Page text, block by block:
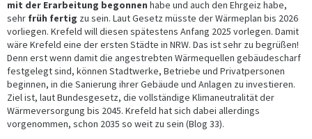
mit der Erarbeitung begonnen habe und auch den Ehrgeiz habe,
sehr früh fertig zu sein. Laut Gesetz müsste der Wärmeplan bis 2026
vorliegen. Krefeld will diesen spätestens Anfang 2025 vorlegen. Damit
wäre Krefeld eine der ersten Städte in NRW. Das ist sehr zu begrüßen!
Denn erst wenn damit die angestrebten Wärmequellen gebäudescharf
festgelegt sind, können Stadtwerke, Betriebe und Privatpersonen
beginnen, in die Sanierung ihrer Gebäude und Anlagen zu investieren.
Ziel ist, laut Bundesgesetz, die vollständige Klimaneutralität der
Wärmeversorgung bis 2045. Krefeld hat sich dabei allerdings
vorgenommen, schon 2035 so weit zu sein (Blog 33).